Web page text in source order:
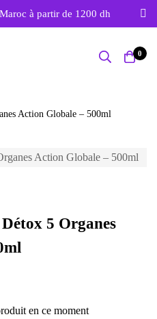
à partir de 1200 dh
0
Action Globale – 500ml
5 Organes
en ce moment